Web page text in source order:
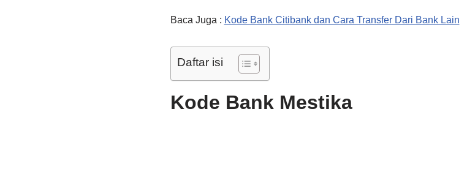
Baca Juga : Kode Bank Citibank dan Cara Transfer Dari Bank Lain
Daftar isi
Kode Bank Mestika